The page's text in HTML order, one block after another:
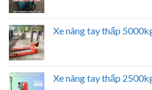
Xe nâng tay thấp
Xe nâng tay thấp